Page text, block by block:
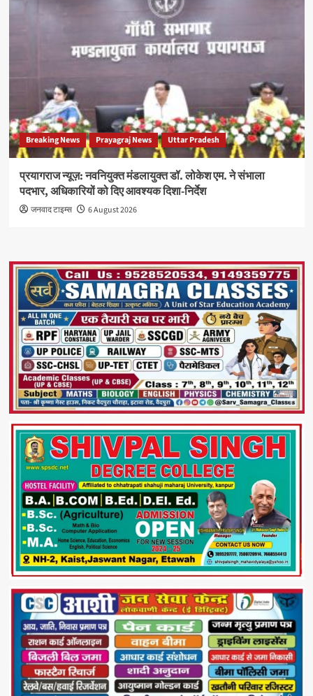
Breaking News Prayagraj News Uttar Pradesh
प्रयागराज न्यूज़: नवनियुक्त मंडलायुक्त डॉ. लोकेश एम. ने संभाला
पदभार, अधिकारियों को दिए आवश्यक दिशा-निर्देश
जनवाद टाइम्स 6 August 2026